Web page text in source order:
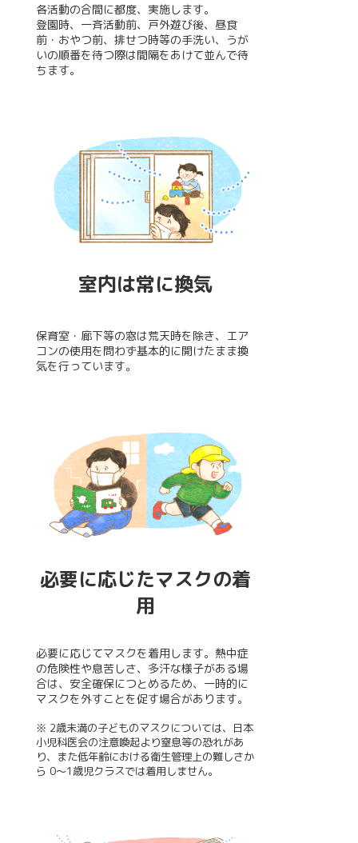
各活動の合間に都度、実施します。
登園時、一斉活動前、戸外遊び後、昼食
前・おやつ前、排せつ時等の手洗い、うが
いの順番を待つ際は間隔をあけて並んで待
ちます。
室内は常に換気
保育室・廊下等の窓は荒天時を除き、エア
コンの使用を問わず基本的に開けたまま換
気を行っています。
必要に応じたマスクの着
用
必要に応じてマスクを着用します。熱中症
の危険性や息苦しさ、多汗な様子がある場
合は、安全確保につとめるため、一時的に
マスクを外すことを促す場合があります。
※ 2歳未満の子どものマスクについては、日本
小児科医会の注意喚起より窒息等の恐れがあ
り、また低年齢における衛生管理上の難しさか
ら 0～1歳児クラスでは着用しません。